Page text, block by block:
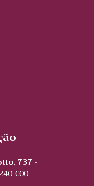
737 -
000